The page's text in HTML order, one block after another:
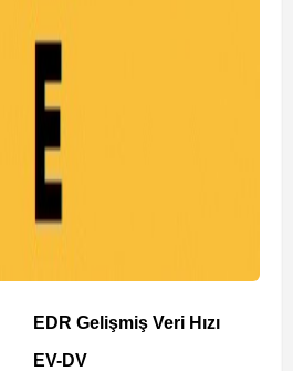
EDR Gelişmiş Veri Hızı
EV-DV